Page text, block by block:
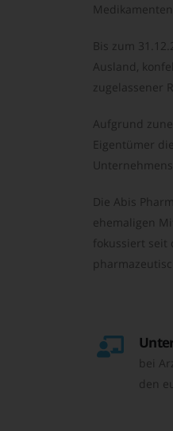
Bis zum
Ausland,
zugelassener
Aufgrund
Eigentümer
Die Abis
ehemaligen
fokussiert seit
bei
den